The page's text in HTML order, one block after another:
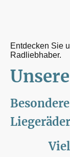
Entdecken Sie
Radliebhaber.
Besondere
Liegeräder